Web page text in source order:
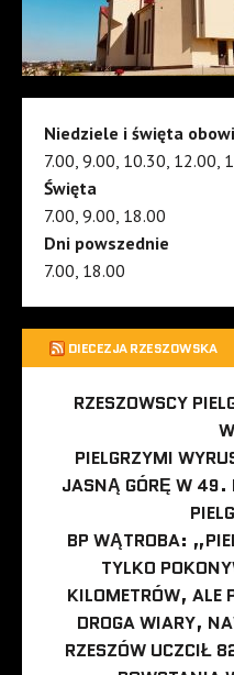
Niedziele i święta
7.00, 9.00, 10.30, 12.00,
Święta
7.00, 9.00, 18.00
Dni powszednie
7.00, 18.00
DIECEZJA RZESZOWSKA
RZESZOWSCY
PIELGRZYMI
JASNĄ GÓRĘ W 49.
BP WĄTROBA:
TYLKO
KILOMETRÓW, ALE
DROGA WIARY,
RZESZÓW UCZCIŁ